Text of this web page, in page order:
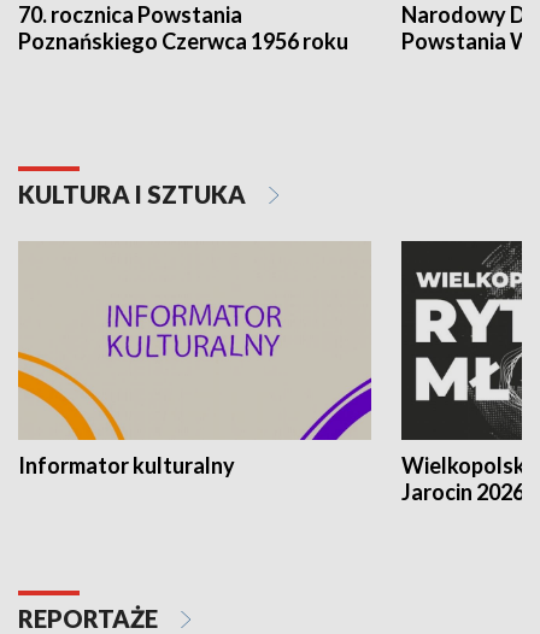
70. rocznica Powstania
Poznańskiego Czerwca 1956 roku
Narodowy
Powstania
KULTURA I SZTUKA
Informator kulturalny
Jarocin 2026
REPORTAŻE